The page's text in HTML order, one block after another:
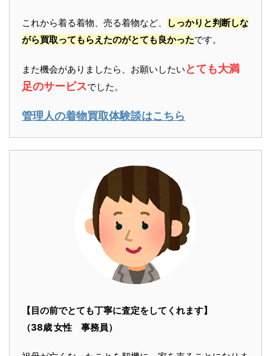
これから着る着物、売る着物など、
しっかりと判断しな
がら買取ってもらえたのがとても良かったです。
また機会がありましたら、お願いしたい とても大満
足のサービスでした。
管理人の着物買取体験談はこちら
【目の前でとても丁寧に査定をしてくれます】
（38歳 女性 事務員）